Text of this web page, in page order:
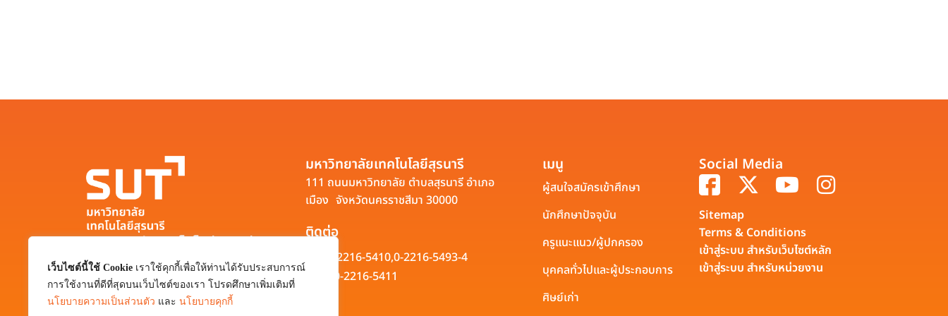
เว็บไซต์นี้ใช้ Cookie เราใช้คุกกี้เพื่อให้ท่านได้รับประสบการณ์
การใช้งานที่ดีที่สุดบนเว็บไซต์ของเรา โปรดศึกษาเพิ่มเติมที่
นโยบายความเป็นส่วนตัว และ นโยบายคุกกี้
มหาวิทยาลัยเทคโนโลยีสุรนารี
111 ถนนมหาวิทยาลัย ตำบลสุรนารี อำเภอ
เมือง จังหวัดนครราชสีมา 30000
0-4422-3000
มหาวิทยาลัยเทคโนโลยีสุรนารี
111 ถนนมหาวิทยาลัย ตำบลสุรนารี อำเภอ
เมือง จังหวัดนครราชสีมา 30000
ติดต่อ
0-2216-5410,0-2216-5493-4
0-2216-5411
เมนู
ผู้สนใจสมัครเข้าศึกษา
นักศึกษาปัจจุบัน
ครูแนะแนว/ผู้ปกครอง
บุคคลทั่วไปและผู้ประกอบการ
ศิษย์เก่า
Social Media
Sitemap
Terms & Conditions
เข้าสู่ระบบ สำหรับเว็บไซต์หลัก
เข้าสู่ระบบ สำหรับหน่วยงาน